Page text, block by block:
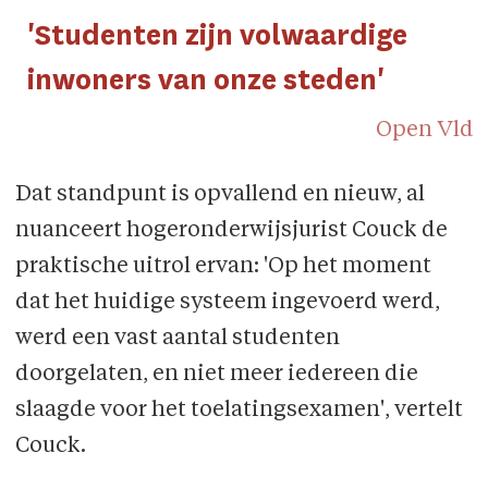
'Studenten zijn volwaardige
inwoners van onze steden'
Open Vld
Dat standpunt is opvallend en nieuw, al
nuanceert hogeronderwijsjurist Couck de
praktische uitrol ervan: 'Op het moment
dat het huidige systeem ingevoerd werd,
werd een vast aantal studenten
doorgelaten, en niet meer iedereen die
slaagde voor het toelatingsexamen', vertelt
Couck.